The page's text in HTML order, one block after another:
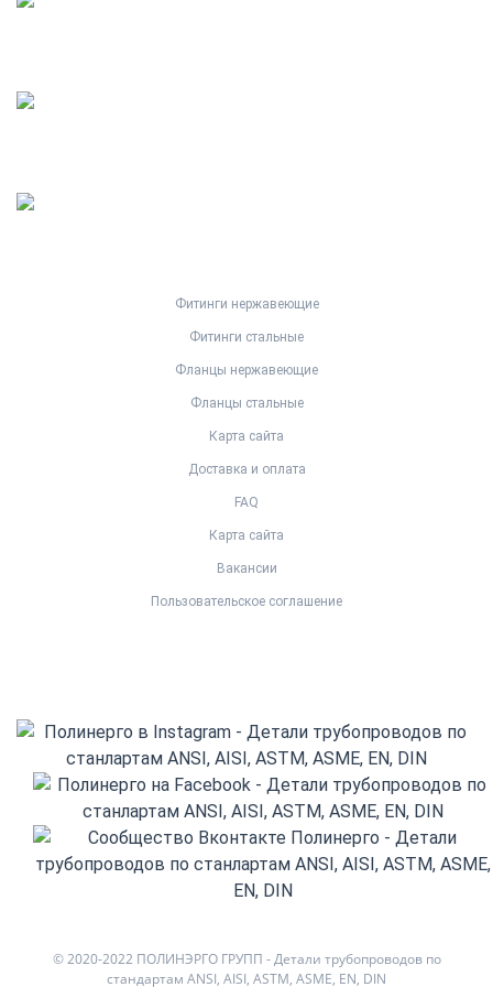
Фитинги нержавеющие
Фитинги стальные
Фланцы нержавеющие
Фланцы стальные
Карта сайта
Доставка и оплата
FAQ
Карта сайта
Вакансии
Пользовательское соглашение
© 2020-2022 ПОЛИНЭРГО ГРУПП - Детали трубопроводов по
стандартам ANSI, AISI, ASTM, ASME, EN, DIN